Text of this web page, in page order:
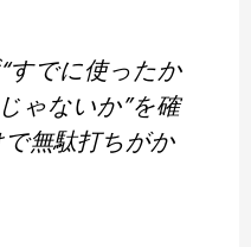
すでに使ったか
ゃないか”を確
無駄打ちがか